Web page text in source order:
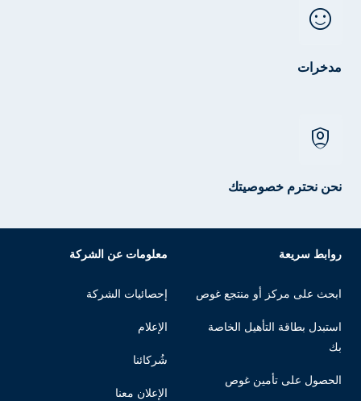
sentiment_satisfied
مدخرات
shield_person
نحن نحترم خصوصيتك
روابط سريعة
ابحث على مركز أو منتجع غوص
استبدل بطاقة التأهيل الخاصة
بك
الحصول على تأمين غوص
معلومات عن الشركة
إحصائيات الشركة
الإعلام
شُركائنا
الإعلان معنا